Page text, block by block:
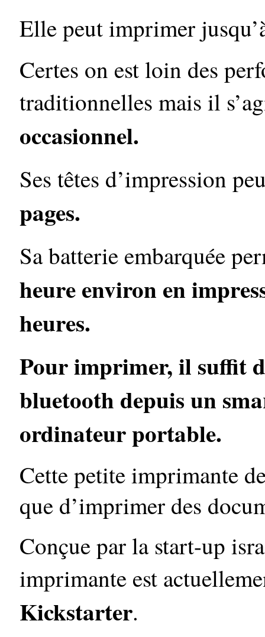
Elle peut imprimer
Certes on est loin des
traditionnelles mais il
occasionnel.
Ses têtes d’impression
pages.
Sa batterie embarquée
heure environ en
heures.
Pour imprimer, il suffit
bluetooth depuis un
ordinateur portable.
Cette petite imprimante
que d’imprimer des
Conçue par la start-up
imprimante est
Kickstarter.